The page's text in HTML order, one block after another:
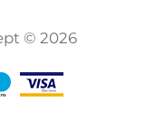
© 2026